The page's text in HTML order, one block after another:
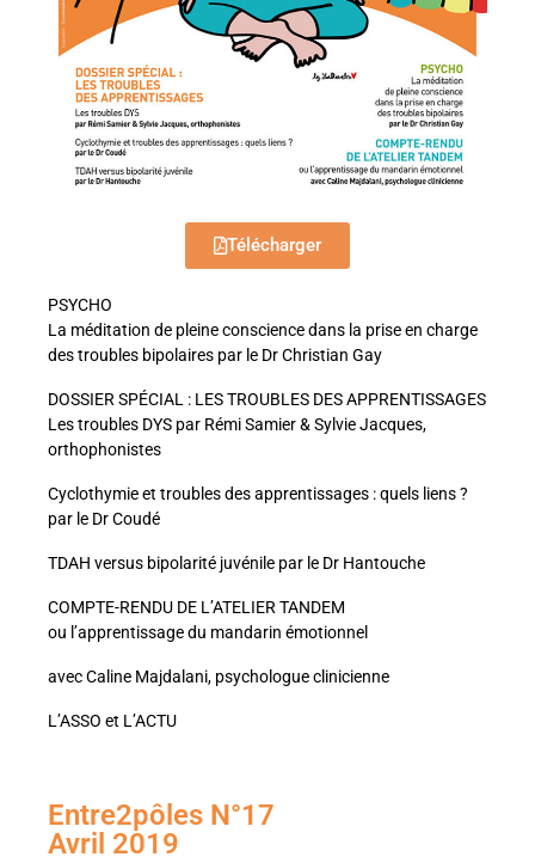
Télécharger
PSYCHO
La méditation de pleine conscience dans la prise en charge
des troubles bipolaires par le Dr Christian Gay
DOSSIER SPÉCIAL : LES TROUBLES DES APPRENTISSAGES
Les troubles DYS par Rémi Samier & Sylvie Jacques,
orthophonistes
Cyclothymie et troubles des apprentissages : quels liens ?
par le Dr Coudé
TDAH versus bipolarité juvénile par le Dr Hantouche
COMPTE-RENDU DE L’ATELIER TANDEM
ou l’apprentissage du mandarin émotionnel
avec Caline Majdalani, psychologue clinicienne
L’ASSO et L’ACTU
Entre2pôles N°17
Avril 2019